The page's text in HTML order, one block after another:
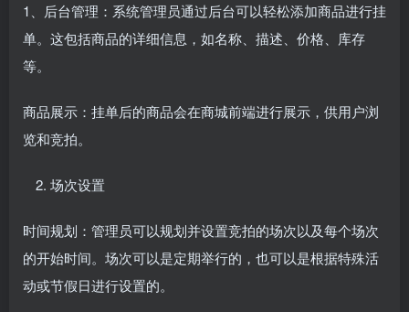
1、后台管理：系统管理员通过后台可以轻松添加商品进行挂
单。这包括商品的详细信息，如名称、描述、价格、库存
等。
商品展示：挂单后的商品会在商城前端进行展示，供用户浏
览和竞拍。
场次设置
时间规划：管理员可以规划并设置竞拍的场次以及每个场次
的开始时间。场次可以是定期举行的，也可以是根据特殊活
动或节假日进行设置的。